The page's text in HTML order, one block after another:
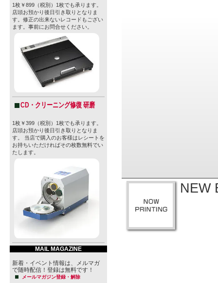
1枚￥899（税別）1枚でも承ります。
店頭お預かり後日引き取りとなりま
す。修正の出来ないレコードもござい
ます。事前にお問合せください。
CD・クリーニング修復 研磨
1枚￥399（税別）1枚でも承ります。
店頭お預かり後日引き取りとなりま
す。 当店で購入のお客様はレシートを
お持ちいただければその枚数無料でい
たします。
MAIL MAGAZINE
新着・イベント情報は、メルマガ
で随時配信！登録は無料です！
メールマガジン登録・解除
NEW